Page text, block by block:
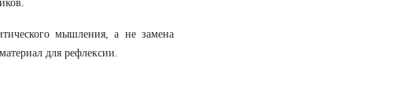
мышления, а не замена
для рефлексии.